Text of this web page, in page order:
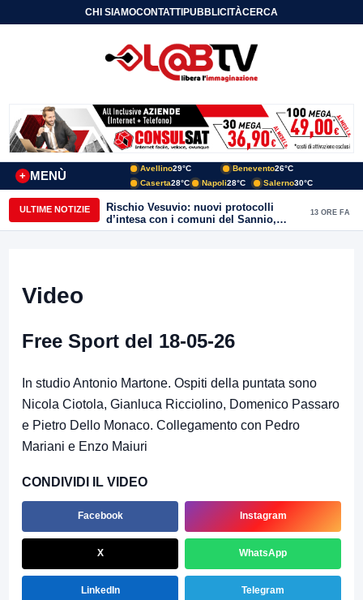
CHI SIAMOCONTATTIPUBBLICITÀCERCA
MENÙ
+
Avellino29°C Benevento26°C
Caserta28°C Napoli28°C Salerno30°C
ULTIME NOTIZIE
Rischio Vesuvio: nuovi protocolli
d’intesa con i comuni del Sannio,
firmato il protocollo con Arpaise
13 ORE FA
Video
Free Sport del 18-05-26
In studio Antonio Martone. Ospiti della puntata sono
Nicola Ciotola, Gianluca Ricciolino, Domenico Passaro
e Pietro Dello Monaco. Collegamento con Pedro
Mariani e Enzo Maiuri
CONDIVIDI IL VIDEO
Facebook Instagram
X WhatsApp
LinkedIn Telegram